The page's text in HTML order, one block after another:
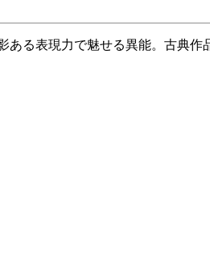
ある表現力で魅せる異能。古典